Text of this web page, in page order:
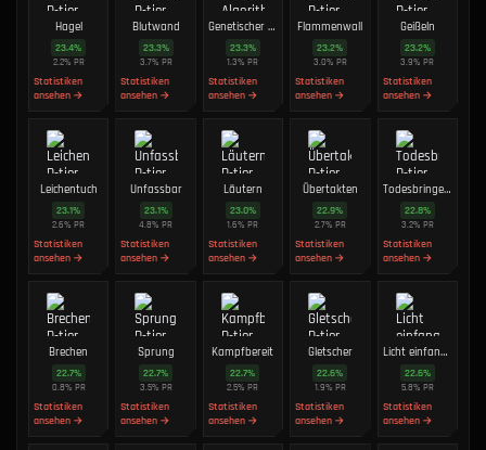
Hagel
23.4%
2.2% PR
Statistiken
ansehen →
Blutwand
23.3%
3.7% PR
Statistiken
ansehen →
Genetischer Algorithmus
23.3%
1.3%PR
Statistiken
ansehen →
Flammenwall
23.2%
3.0% PR
Statistiken
ansehen →
Geißeln
23.2%
3.9%PR
Statistiken
ansehen →
Leichentuch
23.1%
2.6%PR
Statistiken
ansehen →
Unfassbar
23.1%
4.8%PR
Statistiken
ansehen →
Läutern
23.0%
1.6%PR
Statistiken
ansehen →
Übertakten
22.9%
2.7% PR
Statistiken
ansehen →
Todesbringerin
22.8%
3.2% PR
Statistiken
ansehen →
Brechen
22.7%
0.8% PR
Statistiken
ansehen →
Sprung
22.7%
3.5% PR
Statistiken
ansehen →
Kampfbereit
22.7%
2.5%PR
Statistiken
ansehen →
Gletscher
22.6%
1.9% PR
Statistiken
ansehen →
Licht einfangen
22.6%
5.8% PR
Statistiken
ansehen →